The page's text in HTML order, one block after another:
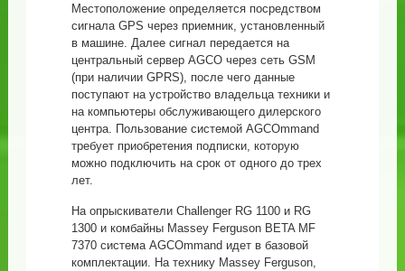
Местоположение определяется посредством
сигнала GPS через приемник, установленный
в машине. Далее сигнал передается на
центральный сервер AGCO через сеть GSM
(при наличии GPRS), после чего данные
поступают на устройство владельца техники и
на компьютеры обслуживающего дилерского
центра. Пользование системой AGCOmmand
требует приобретения подписки, которую
можно подключить на срок от одного до трех
лет.
На опрыскиватели Challenger RG 1100 и RG
1300 и комбайны Massey Ferguson BETA MF
7370 система AGCOmmand идет в базовой
комплектации. На технику Massey Ferguson,